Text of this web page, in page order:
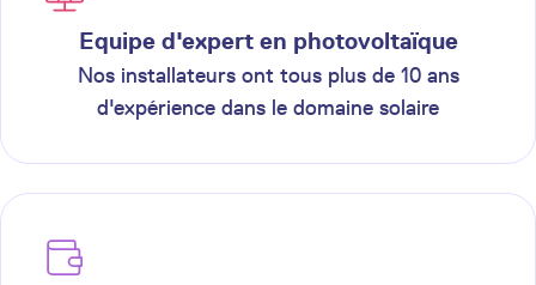
Equipe d'expert en photovoltaïque
Nos installateurs ont tous plus de 10 ans
d'expérience dans le domaine solaire